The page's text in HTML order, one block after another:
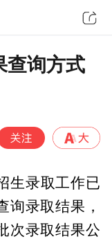
查询方式
生录取工作已
询录取结果，
次录取结果公